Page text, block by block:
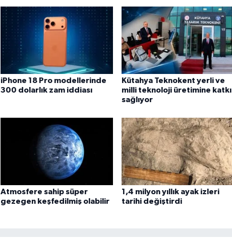
iPhone 18 Pro modellerinde
300 dolarlık zam iddiası
Kütahya Teknokent yerli ve
milli teknoloji üretimine katkı
sağlıyor
Atmosfere sahip süper
gezegen keşfedilmiş olabilir
1,4 milyon yıllık ayak izleri
tarihi değiştirdi